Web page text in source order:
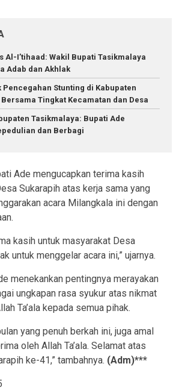
Al-I’tihaad: Wakil Bupati Tasikmalaya
Adab dan Akhlak
Stunting di Kabupaten
Tingkat Kecamatan dan Desa
Tasikmalaya: Bupati Ade
dan Berbagi
Ade mengucapkan terima kasih
Sukarapih atas kerja sama yang
acara Milangkala ini dengan
kasih untuk masyarakat Desa
untuk menggelar acara ini,” ujarnya.
menekankan pentingnya merayakan
ungkapan rasa syukur atas nikmat
Ta’ala kepada semua pihak.
yang penuh berkah ini, juga amal
oleh Allah Ta’ala. Selamat atas
ke-41,” tambahnya. (Adm)***